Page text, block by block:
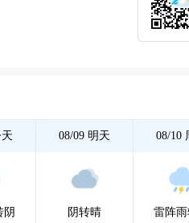
阴
08/09 明天
阴转晴
08/10
雷阵